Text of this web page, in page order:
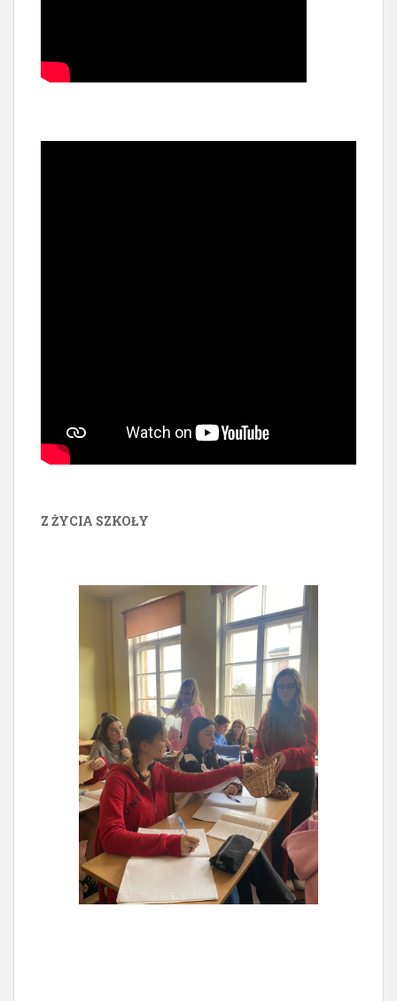
Z ŻYCIA SZKOŁY